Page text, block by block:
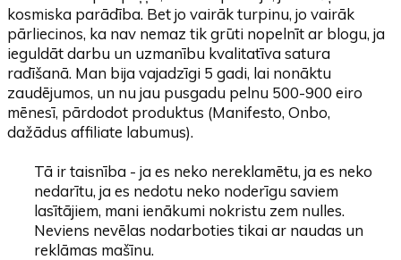
kosmiska parādība. Bet jo vairāk turpinu, jo vairāk
pārliecinos, ka nav nemaz tik grūti nopelnīt ar blogu, ja
ieguldāt darbu un uzmanību kvalitatīva satura
radīšanā. Man bija vajadzīgi 5 gadi, lai nonāktu
zaudējumos, un nu jau pusgadu pelnu 500-900 eiro
mēnesī, pārdodot produktus (Manifesto, Onbo,
dažādus affiliate labumus).
Tā ir taisnība - ja es neko nereklamētu, ja es neko
nedarītu, ja es nedotu neko noderīgu saviem
lasītājiem, mani ienākumi nokristu zem nulles.
Neviens nevēlas nodarboties tikai ar naudas un
reklāmas mašīnu.